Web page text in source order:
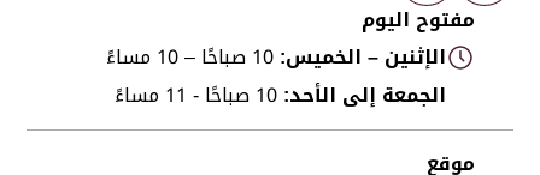
مفتوح اليوم
الإثنين – الخميس:10 صباحًا – 10 مساءً
الجمعة إلى الأحد:10 صباحًا - 11 مساءً
موقع